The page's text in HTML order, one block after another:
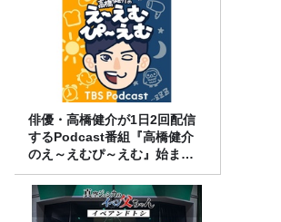
俳優・高橋健介が1日2回配信
するPodcast番組『高橋健介
のえ～えむぴ～えむ』始まり
ます